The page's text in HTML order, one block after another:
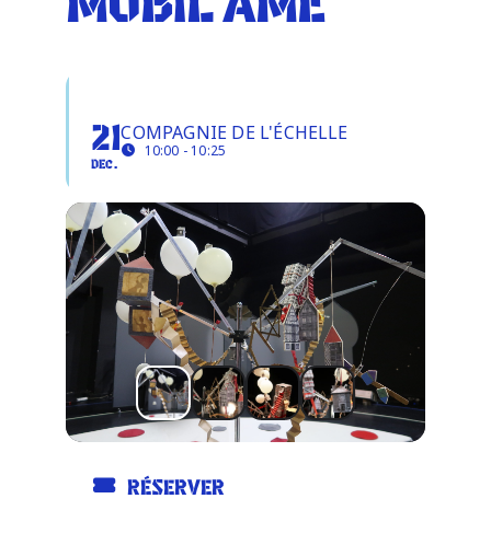
21
DEC.
COMPAGNIE DE L'ÉCHELLE
10:00 - 10:25
RÉSERVER